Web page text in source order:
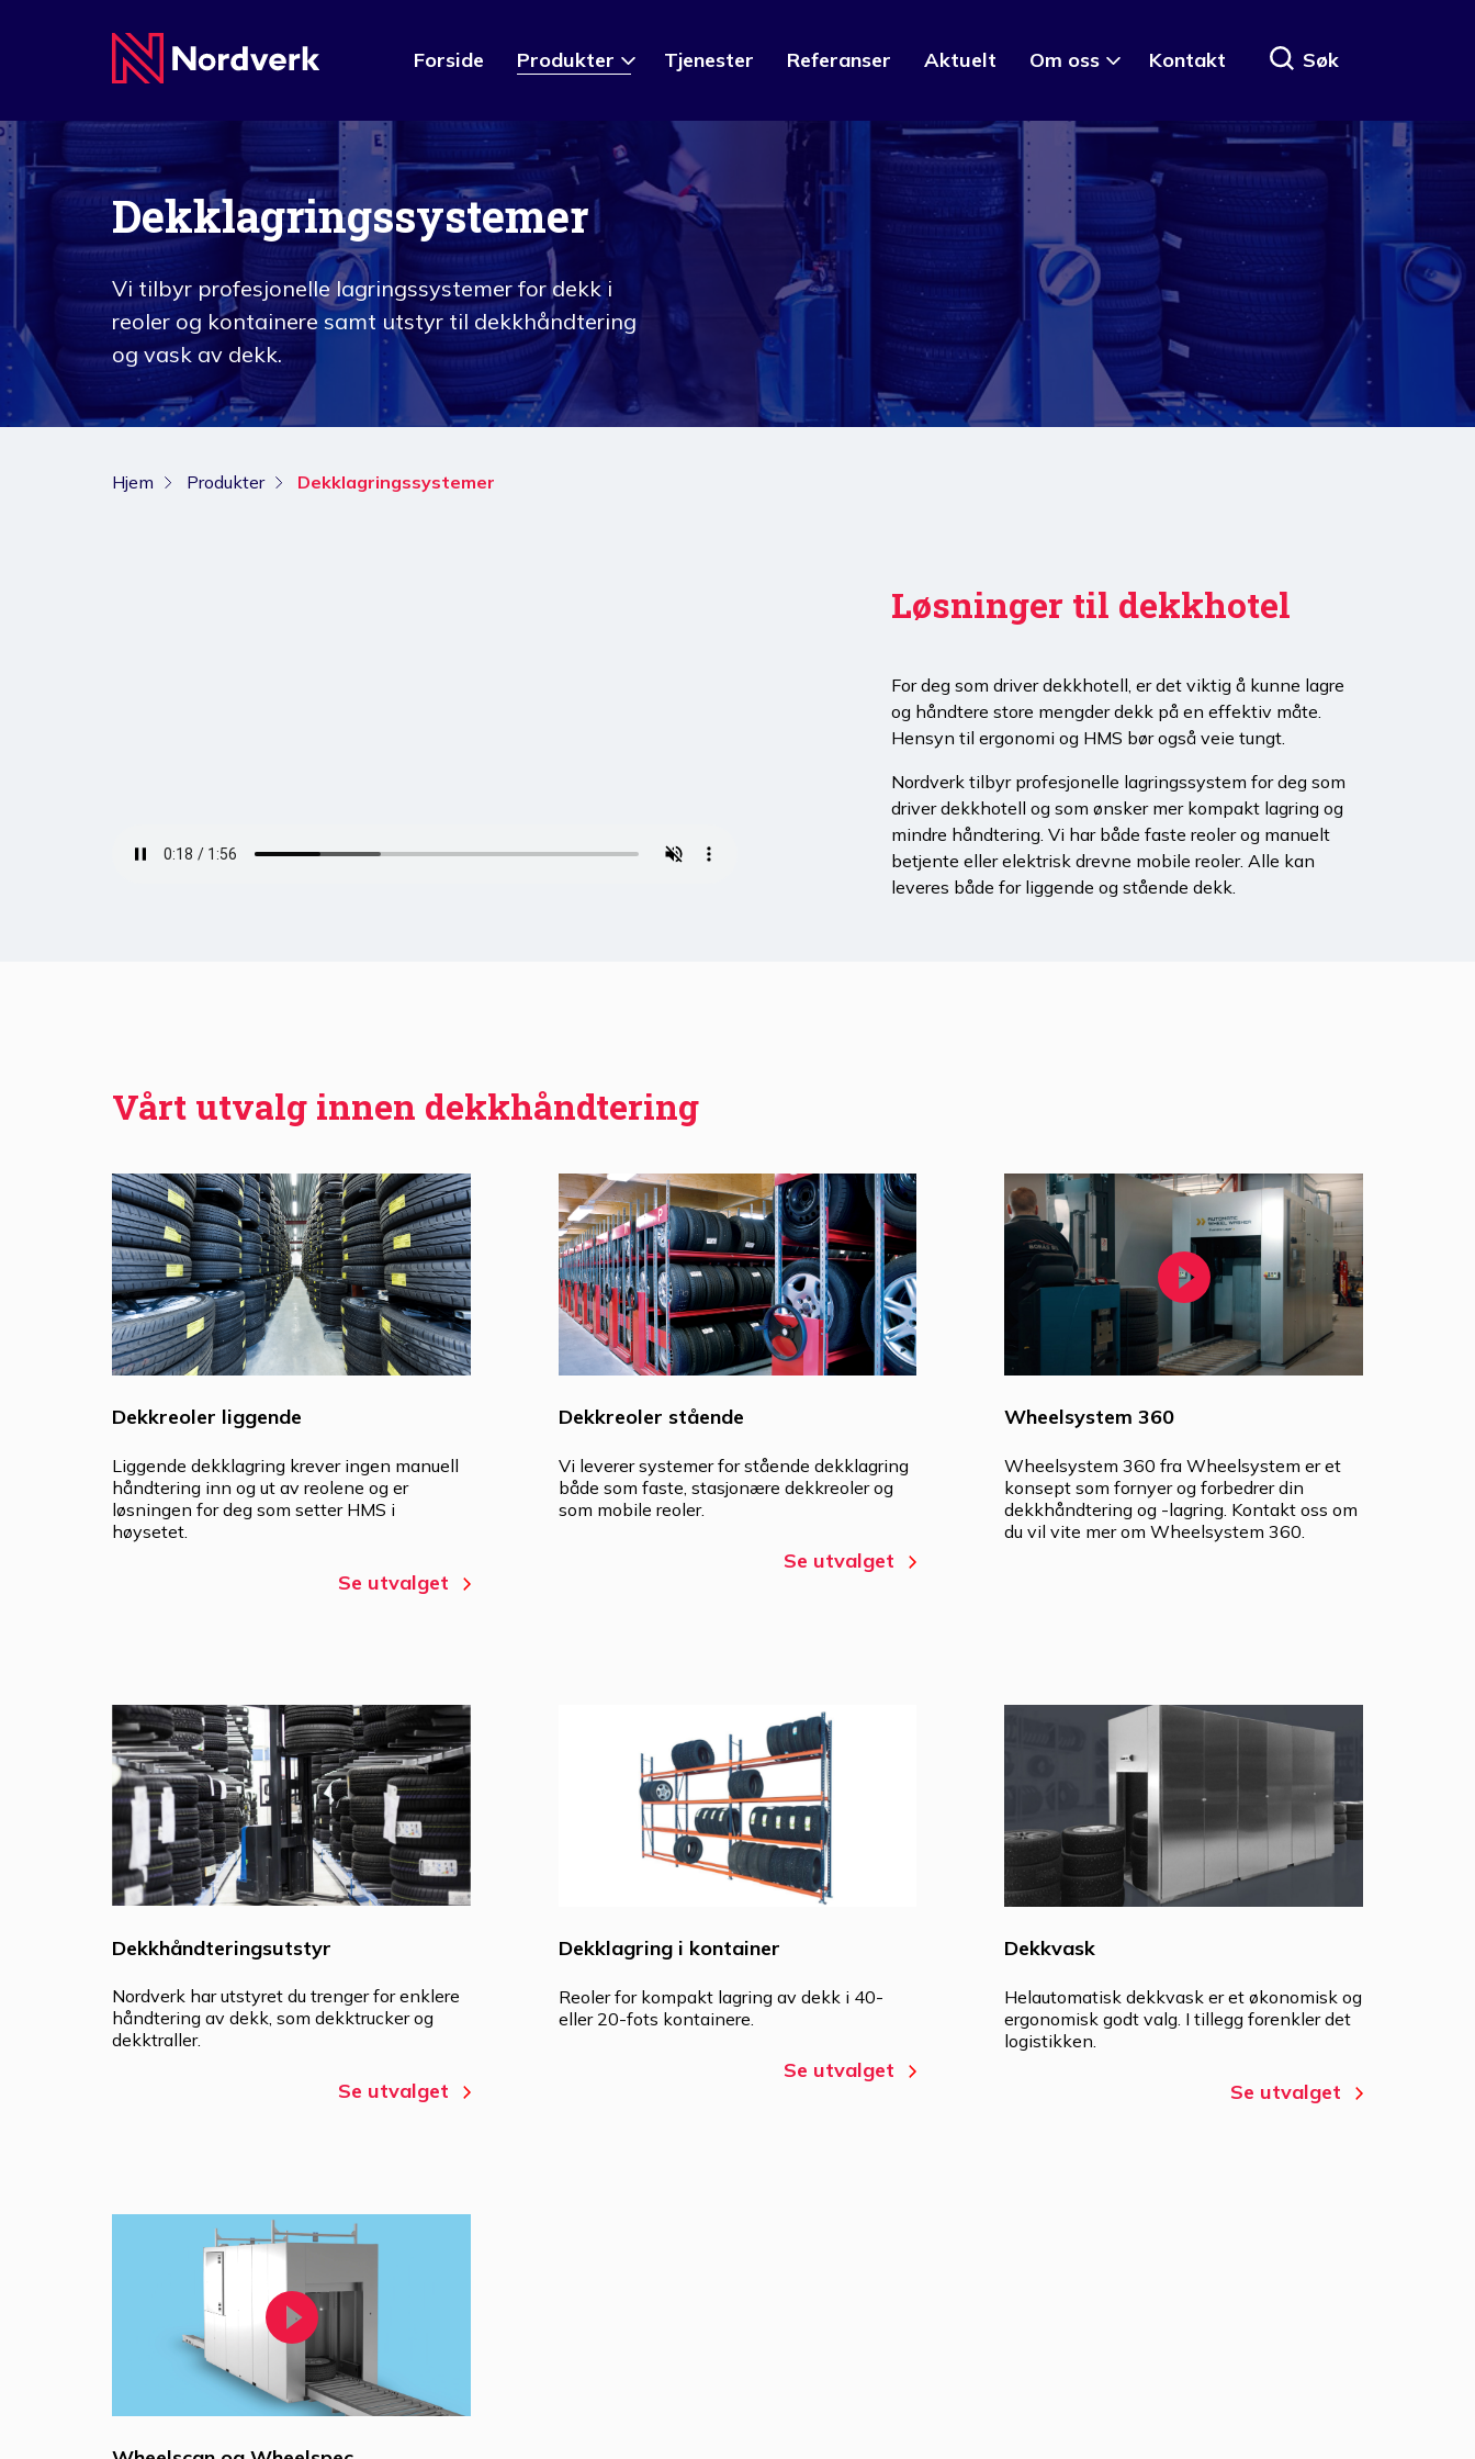
Forside Produkter Tjenester Referanser Aktuelt Om oss Kontakt Søk
Dekklagringssystemer
Vi tilbyr profesjonelle lagringssystemer for dekk i
reoler og kontainere samt utstyr til dekkhåndtering
og vask av dekk.
Hjem Produkter Dekklagringssystemer
Løsninger til dekkhotel
For deg som driver dekkhotell, er det viktig å kunne lagre
og håndtere store mengder dekk på en effektiv måte.
Hensyn til ergonomi og HMS bør også veie tungt.
Nordverk tilbyr profesjonelle lagringssystem for deg som
driver dekkhotell og som ønsker mer kompakt lagring og
mindre håndtering. Vi har både faste reoler og manuelt
betjente eller elektrisk drevne mobile reoler. Alle kan
leveres både for liggende og stående dekk.
Vårt utvalg innen dekkhåndtering
Dekkreoler liggende
Liggende dekklagring krever ingen manuell
håndtering inn og ut av reolene og er
løsningen for deg som setter HMS i
høysetet.
Se utvalget
Dekkreoler stående
Vi leverer systemer for stående dekklagring
både som faste, stasjonære dekkreoler og
som mobile reoler.
Se utvalget
Wheelsystem 360
Wheelsystem 360 fra Wheelsystem er et
konsept som fornyer og forbedrer din
dekkhåndtering og -lagring. Kontakt oss om
du vil vite mer om Wheelsystem 360.
Dekkhåndteringsutstyr
Nordverk har utstyret du trenger for enklere
håndtering av dekk, som dekktrucker og
dekktraller.
Se utvalget
Dekklagring i kontainer
Reoler for kompakt lagring av dekk i 40-
eller 20-fots kontainere.
Se utvalget
Dekkvask
Helautomatisk dekkvask er et økonomisk og
ergonomisk godt valg. I tillegg forenkler det
logistikken.
Se utvalget